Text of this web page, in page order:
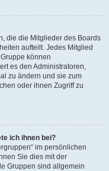
die die Mitglieder des Boards
aufteilt. Jedes Mitglied
können
es den Administratoren,
zu ändern und sie zum
oder ihnen Zugriff zu
ich ihnen bei?
im persönlichen
Sie dies mit der
Gruppen sind allgemein